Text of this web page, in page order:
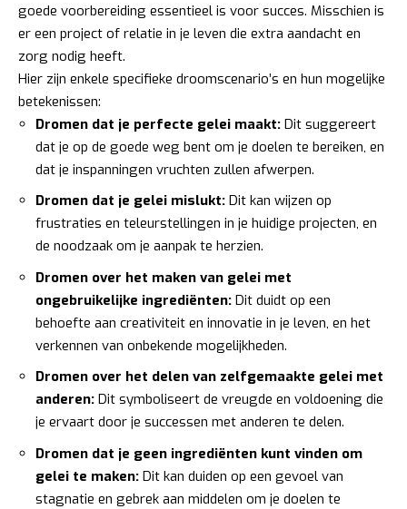
goede voorbereiding essentieel is voor succes. Misschien is
er een project of relatie in je leven die extra aandacht en
zorg nodig heeft.
Hier zijn enkele specifieke droomscenario’s en hun mogelijke
betekenissen:
Dromen dat je perfecte gelei maakt: Dit suggereert
dat je op de goede weg bent om je doelen te bereiken, en
dat je inspanningen vruchten zullen afwerpen.
Dromen dat je gelei mislukt: Dit kan wijzen op
frustraties en teleurstellingen in je huidige projecten, en
de noodzaak om je aanpak te herzien.
Dromen over het maken van gelei met
ongebruikelijke ingrediënten: Dit duidt op een
behoefte aan creativiteit en innovatie in je leven, en het
verkennen van onbekende mogelijkheden.
Dromen over het delen van zelfgemaakte gelei met
anderen: Dit symboliseert de vreugde en voldoening die
je ervaart door je successen met anderen te delen.
Dromen dat je geen ingrediënten kunt vinden om
gelei te maken: Dit kan duiden op een gevoel van
stagnatie en gebrek aan middelen om je doelen te